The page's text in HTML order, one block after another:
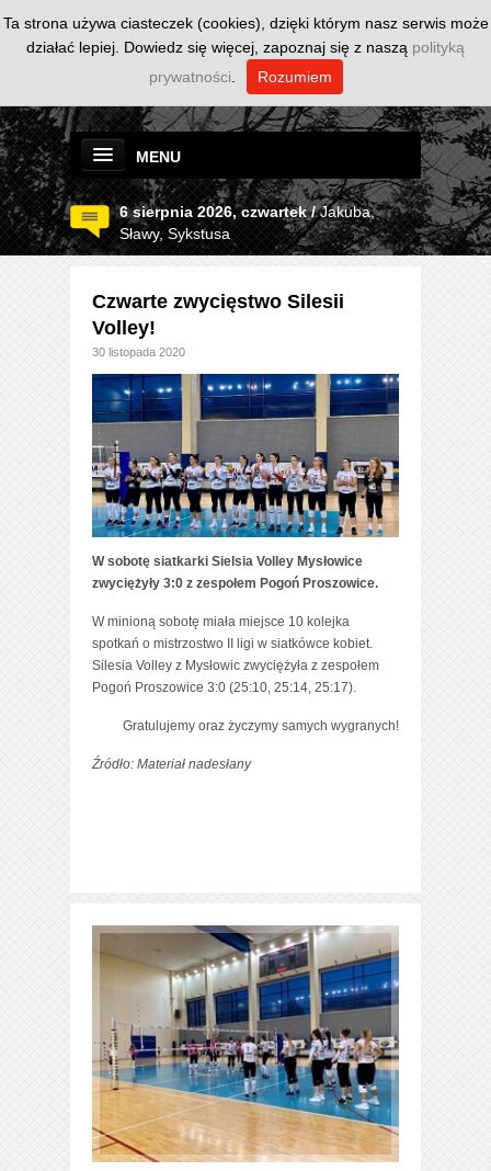
MENU
6 sierpnia 2026, czwartek /Jakuba,
Sławy, Sykstusa
Czwarte zwycięstwo Silesii
Volley!
30 listopada 2020
W sobotę siatkarki Sielsia Volley Mysłowice
zwyciężyły 3:0 z zespołem Pogoń Proszowice.
W minioną sobotę miała miejsce 10 kolejka
spotkań o mistrzostwo II ligi w siatkówce kobiet.
Silesia Volley z Mysłowic zwyciężyła z zespołem
Pogoń Proszowice 3:0 (25:10, 25:14, 25:17).
Gratulujemy oraz życzymy samych wygranych!
Źródło: Materiał nadesłany
Ta strona używa ciasteczek (cookies), dzięki którym nasz serwis może
działać lepiej. Dowiedz się więcej, zapoznaj się z naszą polityką
prywatności
Rozumiem